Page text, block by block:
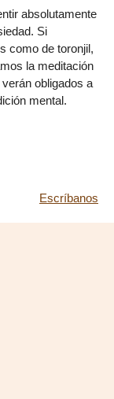
absolutamente
Si
como de toronjil,
la meditación
obligados a
mental.
Escríbanos